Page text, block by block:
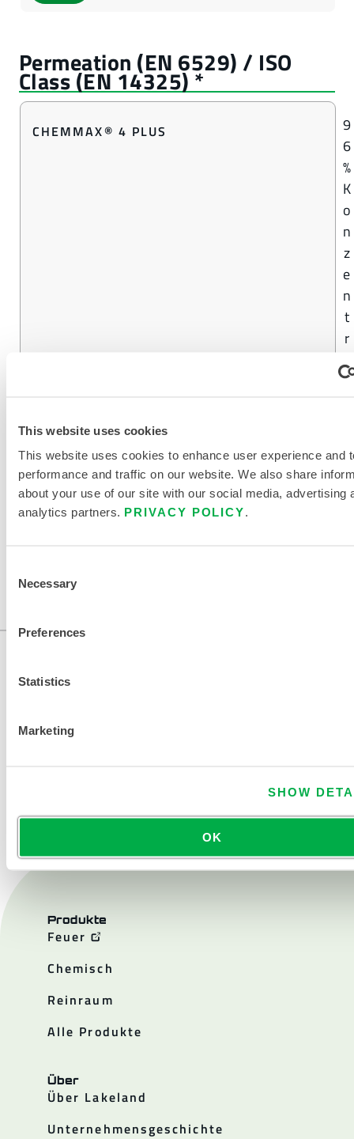
This website uses cookies
This website uses cookies to enhance user experience and
performance and traffic on our website. We also share
about your use of our site with our social media, advertising
analytics partners. PRIVACY POLICY.
Selection
Necessary
Preferences
Statistics
Marketing
SHOW
OK
CHEMMAX® 4 PLUS
9
6
%
K
o
n
z
e
n
t
r
a
t
EINE ANDERE CHEMIKALIE FINDEN
Produkte
Feuer
Chemisch
Reinraum
Alle Produkte
Über
Über Lakeland
Unternehmensgeschichte